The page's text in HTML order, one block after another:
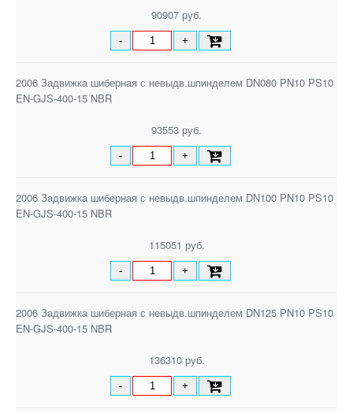
90907 руб.
- +
2006 Задвижка шиберная с невыдв.шпинделем DN080 PN10 PS10
EN-GJS-400-15 NBR
93553 руб.
- +
2006 Задвижка шиберная с невыдв.шпинделем DN100 PN10 PS10
EN-GJS-400-15 NBR
115051 руб.
- +
2006 Задвижка шиберная с невыдв.шпинделем DN125 PN10 PS10
EN-GJS-400-15 NBR
136310 руб.
- +